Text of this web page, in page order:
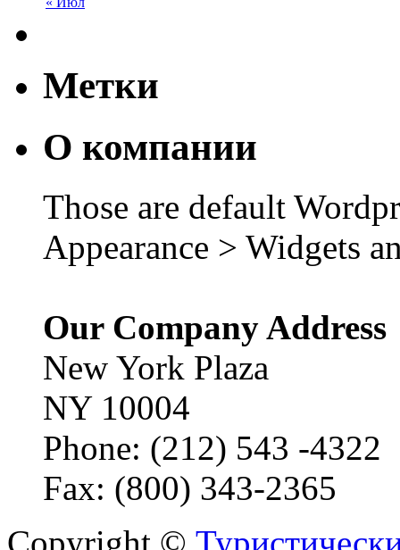
Метки
О компании
Those are default
Appearance > Widgets
Our Company Address
New York Plaza
NY 10004
Phone: (212) 543 -4322
Fax: (800) 343-2365